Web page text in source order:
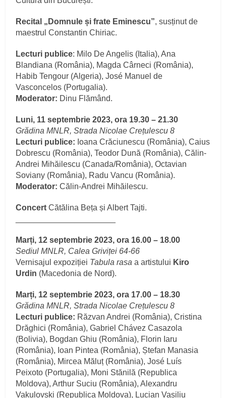
Recital „Domnule și frate Eminescu”, susținut de
maestrul Constantin Chiriac.
Lecturi publice: Milo De Angelis (Italia), Ana
Blandiana (România), Magda Cârneci (România),
Habib Tengour (Algeria), José Manuel de
Vasconcelos (Portugalia).
Moderator: Dinu Flămând.
Luni, 11 septembrie 2023, ora 19.30 – 21.30
Grădina MNLR, Strada Nicolae Crețulescu 8
Lecturi publice: Ioana Crăciunescu (România), Caius
Dobrescu (România), Teodor Dună (România), Călin-
Andrei Mihăilescu (Canada/România), Octavian
Soviany (România), Radu Vancu (România).
Moderator: Călin-Andrei Mihăilescu.
Concert Cătălina Beța și Albert Tajti.
Marți, 12 septembrie 2023, ora 16.00 – 18.00
Sediul MNLR, Calea Griviței 64-66
Vernisajul expoziției Tabula rasaa artistului Kiro
Urdin (Macedonia de Nord).
Marți, 12 septembrie 2023, ora 17.00 – 18.30
Grădina MNLR, Strada Nicolae Crețulescu 8
Lecturi publice: Răzvan Andrei (România), Cristina
Drăghici (România), Gabriel Chávez Casazola
(Bolivia), Bogdan Ghiu (România), Florin Iaru
(România), Ioan Pintea (România), Ștefan Manasia
(România), Mircea Măluț (România), José Luís
Peixoto (Portugalia), Moni Stănilă (Republica
Moldova), Arthur Suciu (România), Alexandru
Vakulovski (Republica Moldova), Lucian Vasiliu